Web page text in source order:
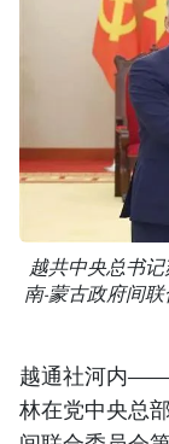
越共中央总书
南-蒙古政府间
越通社河内——
林在党中央总